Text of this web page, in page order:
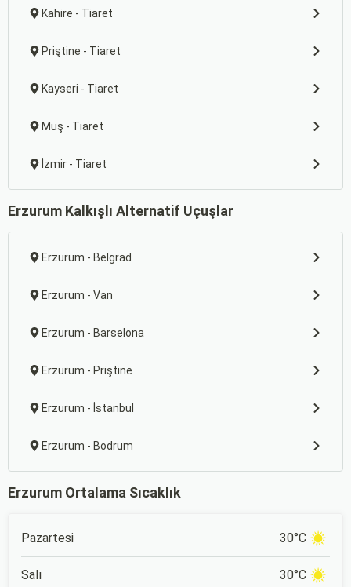
Kahire - Tiaret
Priştine - Tiaret
Kayseri - Tiaret
Muş - Tiaret
İzmir - Tiaret
Erzurum Kalkışlı Alternatif Uçuşlar
Erzurum - Belgrad
Erzurum - Van
Erzurum - Barselona
Erzurum - Priştine
Erzurum - İstanbul
Erzurum - Bodrum
Erzurum Ortalama Sıcaklık
Pazartesi 30°C
Salı 30°C